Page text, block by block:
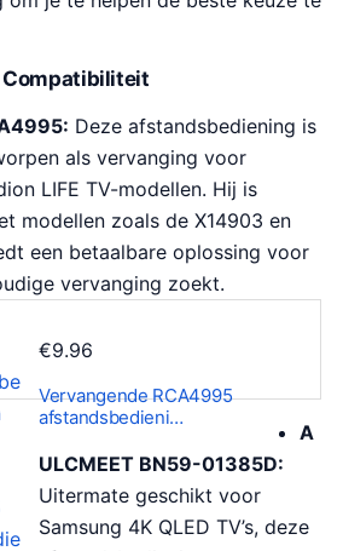
Deze afstandsbediening is
als vervanging voor
LIFE TV-modellen. Hij is
modellen zoals de X14903 en
een betaalbare oplossing voor
vervanging zoekt.
€9.96
Vervangende RCA4995
afstandsbedieni…
A
ULCMEET BN59-01385D:
Uitermate geschikt voor
Samsung 4K QLED TV’s, deze